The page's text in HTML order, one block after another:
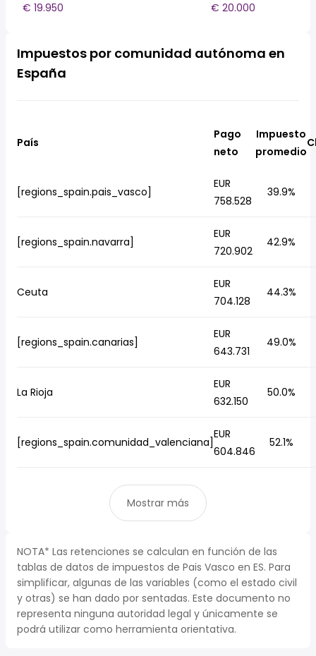
€ 19.950
€ 20.000
Impuestos por comunidad autónoma en
España
País
Pago
neto
Impuesto
promedio
[regions_spain.pais_vasco]
EUR
758.528
39.9%
[regions_spain.navarra]
EUR
720.902
42.9%
Ceuta
EUR
704.128
44.3%
[regions_spain.canarias]
EUR
643.731
49.0%
La Rioja
EUR
632.150
50.0%
[regions_spain.comunidad_valenciana]
EUR
604.846
52.1%
Mostrar más
NOTA* Las retenciones se calculan en función de las
tablas de datos de impuestos de Pais Vasco en ES. Para
simplificar, algunas de las variables (como el estado civil
y otras) se han dado por sentadas. Este documento no
representa ninguna autoridad legal y únicamente se
podrá utilizar como herramienta orientativa.